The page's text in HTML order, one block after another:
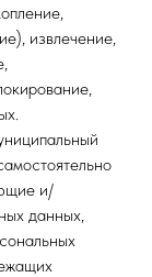
извлечение,
и/
данных,